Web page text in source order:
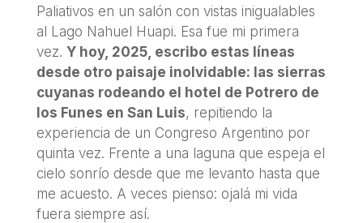
Paliativos en un salón con vistas inigualables
al Lago Nahuel Huapi. Esa fue mi primera
vez. Y hoy, 2025, escribo estas líneas
desde otro paisaje inolvidable: las sierras
cuyanas rodeando el hotel de Potrero de
los Funes en San Luis, repitiendo la
experiencia de un Congreso Argentino por
quinta vez. Frente a una laguna que espeja el
cielo sonrío desde que me levanto hasta que
me acuesto. A veces pienso: ojalá mi vida
fuera siempre así.